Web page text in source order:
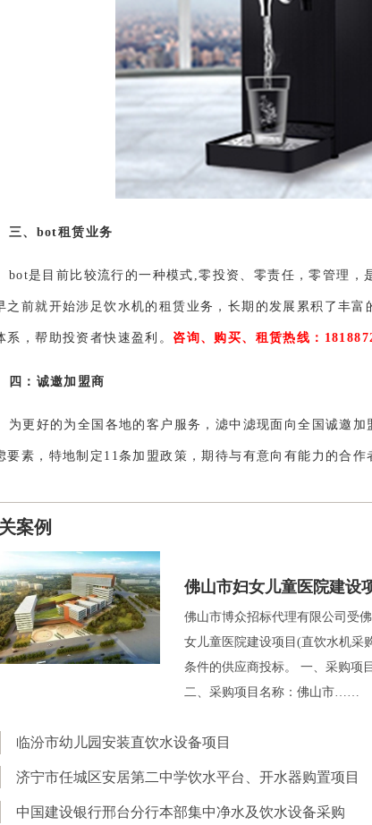
三、bot租赁业务
bot是目前比较流行的一种模式,零投资、零责任，零管理，
之前就开始涉足饮水机的租赁业务，长期的发展累积了丰富
系，帮助投资者快速盈利。 咨询、购买、租赁热线：
四：诚邀加盟商
为更好的为全国各地的客户服务，滤中滤现面向全国诚邀
要素，特地制定11条加盟政策，期待与有意向有能力的合作
案例
佛山市妇女儿童医院建设
佛山市博众招标代理有限公司受
女儿童医院建设项目(直饮水机采
条件的供应商投标。 一、采购项
二、采购项目名称：佛山市……
临汾市幼儿园安装直饮水设备项目
济宁市任城区安居第二中学饮水平台、开水器购置项目
中国建设银行邢台分行本部集中净水及饮水设备采购